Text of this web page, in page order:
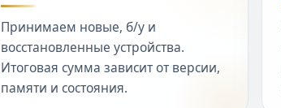
Принимаем новые, б/у и
восстановленные устройства.
Итоговая сумма зависит от версии,
памяти и состояния.